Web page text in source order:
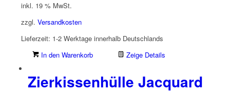
inkl. 19 % MwSt.
zzgl. Versandkosten
Lieferzeit: 1-2 Werktage innerhalb Deutschlands
In den Warenkorb
Zeige Details
Zierkissenhülle Jacquard